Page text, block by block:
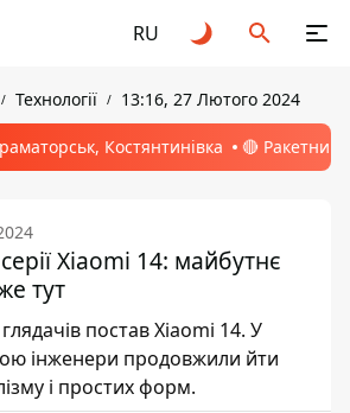
RU
Технології 13:16, 27 Лютого 2024
Костянтинівка 🔴 Ракетний
Xiaomi 14: майбутнє
тут
постав Xiaomi 14. У
інженери продовжили йти
і простих форм.